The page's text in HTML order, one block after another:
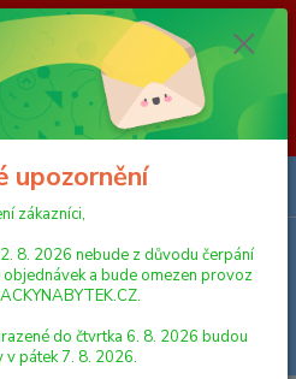
8. 8. 2026 do 23. 8. 2026 nebude z
expedice objednávek a bude omezen
Objednávky přijaté, nebo
expedovány v pátek 7. 8. 2026.
od pátku 7. 8. 2026 do neděle 23. 8.
od pondělí 24. 8. 2026. Děkujeme za
Menu
Hledat
upozornění
zákazníci,
8. 2026 nebude z důvodu čerpání
a bude omezen provoz
do čtvrtka 6. 8. 2026 budou
v pátek 7. 8. 2026.